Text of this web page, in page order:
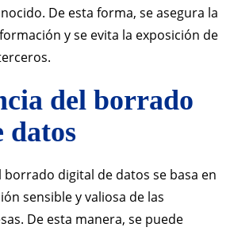
De esta forma, se asegura la
y se evita la exposición de
del borrado
datos
digital de datos se basa en
sensible y valiosa de las
De esta manera, se puede